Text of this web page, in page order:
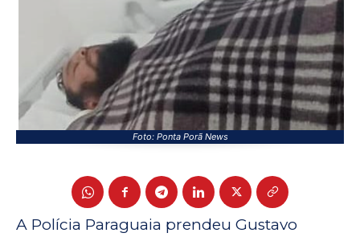
Foto: Ponta Porã News
A Polícia Paraguaia prendeu Gustavo